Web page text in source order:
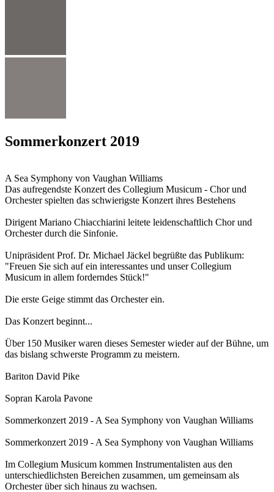
Sommerkonzert 2019
A Sea Symphony von Vaughan Williams
Das aufregendste Konzert des Collegium Musicum - Chor und
Orchester spielten das schwierigste Konzert ihres Bestehens
Dirigent Mariano Chiacchiarini leitete leidenschaftlich Chor und
Orchester durch die Sinfonie.
Unipräsident Prof. Dr. Michael Jäckel begrüßte das Publikum:
"Freuen Sie sich auf ein interessantes und unser Collegium
Musicum in allem forderndes Stück!"
Die erste Geige stimmt das Orchester ein.
Das Konzert beginnt...
Über 150 Musiker waren dieses Semester wieder auf der Bühne, um
das bislang schwerste Programm zu meistern.
Bariton David Pike
Sopran Karola Pavone
Sommerkonzert 2019 - A Sea Symphony von Vaughan Williams
Sommerkonzert 2019 - A Sea Symphony von Vaughan Williams
Im Collegium Musicum kommen Instrumentalisten aus den
unterschiedlichsten Bereichen zusammen, um gemeinsam als
Orchester über sich hinaus zu wachsen.